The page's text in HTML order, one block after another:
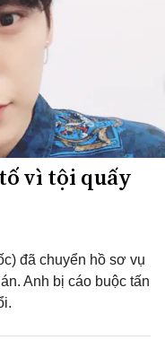
vì tội quấy
đã chuyển hồ sơ vụ
Anh bị cáo buộc tấn